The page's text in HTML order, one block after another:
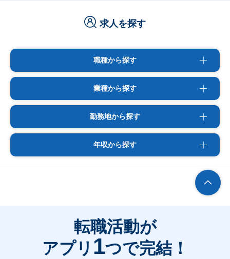
求人を探す
職種から探す
業種から探す
勤務地から探す
年収から探す
転職活動が
アプリ 1つで完結！